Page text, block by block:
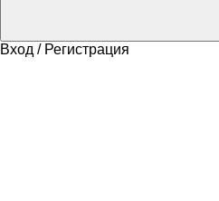
Вход / Регистрация